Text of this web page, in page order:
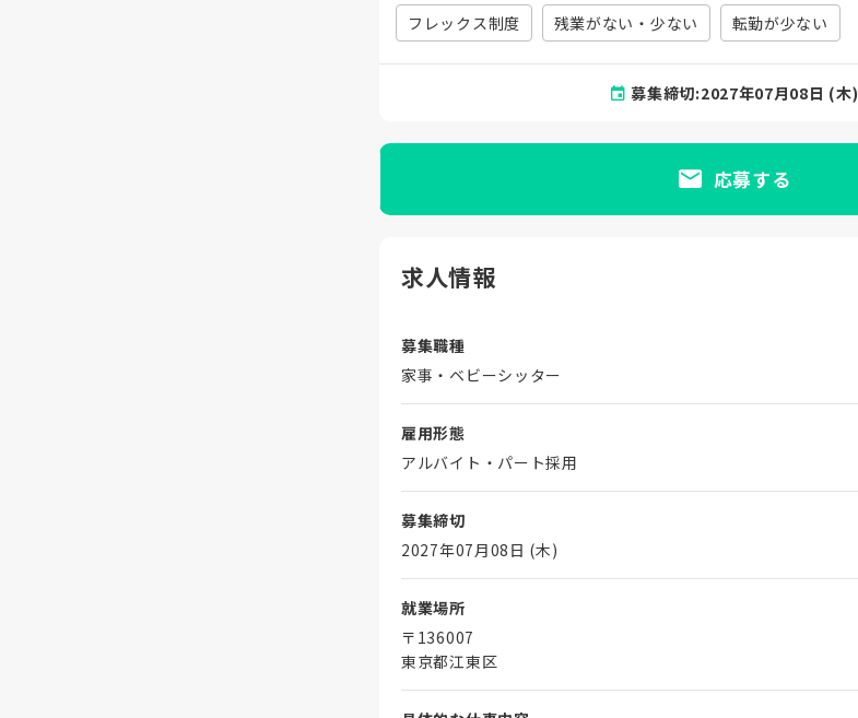
フレックス制度 残業がない・少ない 転勤が少ない
募集締切:2027年07月08日 (木)
応募する
求人情報
募集職種
家事・ベビーシッター
雇用形態
アルバイト・パート採用
募集締切
2027年07月08日 (木)
就業場所
〒136007
東京都江東区